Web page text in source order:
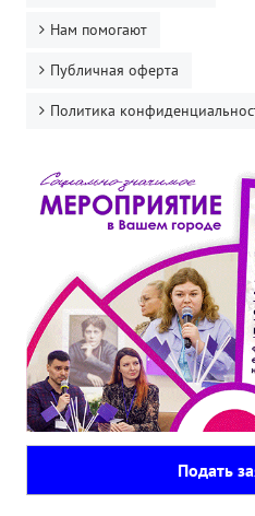
Нам помогают
Публичная оферта
Политика
Подать